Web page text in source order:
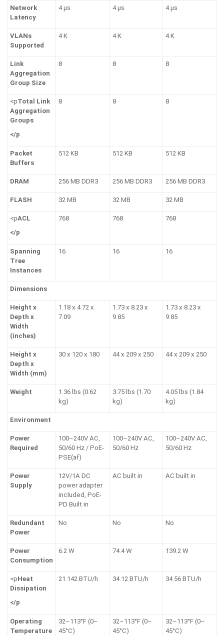
Network
Latency
4 μs 4 μs 4 μs
VLANs
Supported
4 K 4 K 4 K
Link
Aggregation
Group Size
8 8 8
<pTotal Link
Aggregation
Groups
</p
8 8 8
Packet
Buffers
512 KB 512 KB 512 KB
DRAM 256 MB DDR3 256 MB DDR3 256 MB DDR3
FLASH 32 MB 32 MB 32 MB
<pACL
</p
768 768 768
Spanning
Tree
Instances
16 16 16
Dimensions
Height x
Depth x
Width
(inches)
1.18 x 4.72 x
7.09
1.73 x 8.23 x
9.85
1.73 x 8.23 x
9.85
Height x
Depth x
Width (mm)
30 x 120 x 180 44 x 209 x 250 44 x 209 x 250
Weight
1.36 lbs (0.62
kg)
3.75 lbs (1.70
kg)
4.05 lbs (1.84
kg)
Environment
Power
Required
100–240V AC,
50/60 Hz / PoE-
PSE(af)
100–240V AC,
50/60 Hz
100–240V AC,
50/60 Hz
Power
Supply
12V/1A DC
power adapter
included, PoE-
PD Built in
AC built in AC built in
Redundant
Power
No No No
Power
Consumption
6.2 W 74.4 W 139.2 W
<pHeat
Dissipation
</p
21.142 BTU/h 34.12 BTU/h 34.56 BTU/h
Operating
Temperature
32–113°F (0–
45°C)
32–113°F (0–
45°C)
32–113°F (0–
45°C)